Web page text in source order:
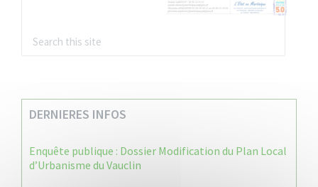
DERNIERES INFOS
Enquête publique : Dossier Modification du Plan Local
d’Urbanisme du Vauclin